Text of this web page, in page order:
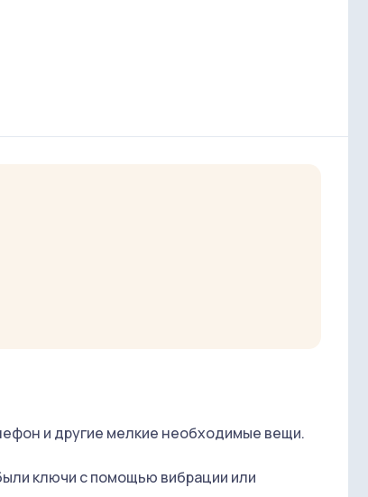
и другие мелкие необходимые вещи.
ключи с помощью вибрации или